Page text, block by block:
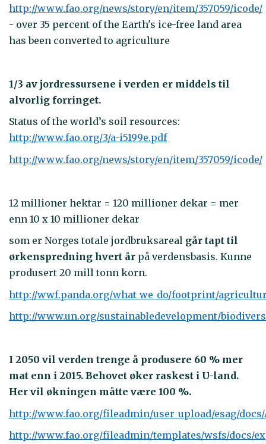
http://www.fao.org/news/story/en/item/357059/icode/
- over 35 percent of the Earth's ice-free land area
has been converted to agriculture
1/3 av jordressursene i verden er middels til
alvorlig forringet.
Status of the world’s soil resources:
http://www.fao.org/3/a-i5199e.pdf
http://www.fao.org/news/story/en/item/357059/icode/
12 millioner hektar = 120 millioner dekar = mer
enn 10 x 10 millioner dekar
som er Norges totale jordbruksareal går tapt til
ørkenspredning hvert år på verdensbasis. Kunne
produsert 20 mill tonn korn.
http://wwf.panda.org/what_we_do/footprint/
http://www.un.org/sustainabledevelopment/
I 2050 vil verden trenge å produsere 60 % mer
mat enn i 2015. Behovet øker raskest i U-land.
Her vil økningen måtte være 100 %.
http://www.fao.org/fileadmin/user_upload/esag/
http://www.fao.org/fileadmin/templates/wsfs/docs/